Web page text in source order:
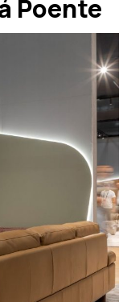
Poente